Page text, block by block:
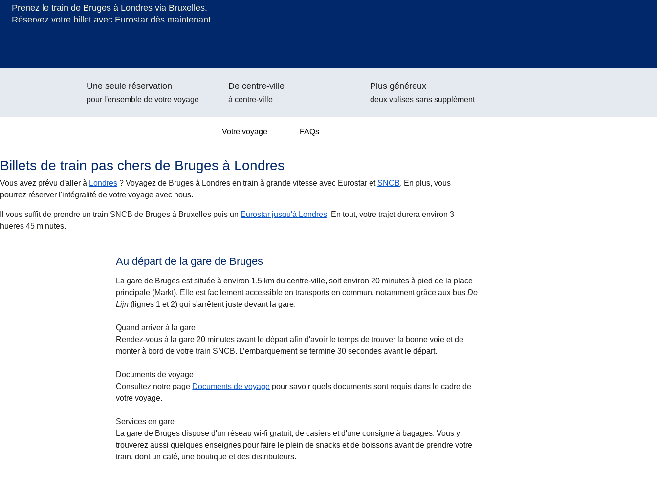
Prenez le train de Bruges à Londres via Bruxelles.
Réservez votre billet avec Eurostar dès maintenant.
Une seule réservation
pour l'ensemble de votre voyage
De centre-ville
à centre-ville
Plus généreux
deux valises sans supplément
Votre voyage FAQs
Billets de train pas chers de Bruges à Londres
Vous avez prévu d'aller à Londres ? Voyagez de Bruges à Londres en train à grande vitesse avec Eurostar et SNCB. En plus, vous
pourrez réserver l'intégralité de votre voyage avec nous.
Il vous suffit de prendre un train SNCB de Bruges à Bruxelles puis un Eurostar jusqu'à Londres. En tout, votre trajet durera environ 3
hueres 45 minutes.
Au départ de la gare de Bruges
La gare de Bruges est située à environ 1,5 km du centre-ville, soit environ 20 minutes à pied de la place
principale (Markt). Elle est facilement accessible en transports en commun, notamment grâce aux busDe
Lijn (lignes 1 et 2) qui s'arrêtent juste devant la gare.
Quand arriver à la gare
Rendez-vous à la gare 20 minutes avant le départ afin d'avoir le temps de trouver la bonne voie et de
monter à bord de votre train SNCB. L’embarquement se termine 30 secondes avant le départ.
Documents de voyage
Consultez notre page Documents de voyage pour savoir quels documents sont requis dans le cadre de
votre voyage.
Services en gare
La gare de Bruges dispose d'un réseau wi-fi gratuit, de casiers et d'une consigne à bagages. Vous y
trouverez aussi quelques enseignes pour faire le plein de snacks et de boissons avant de prendre votre
train, dont un café, une boutique et des distributeurs.